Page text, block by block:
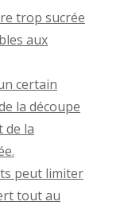
trop sucrée
aux
certain
la découpe
de la
peut limiter
tout au